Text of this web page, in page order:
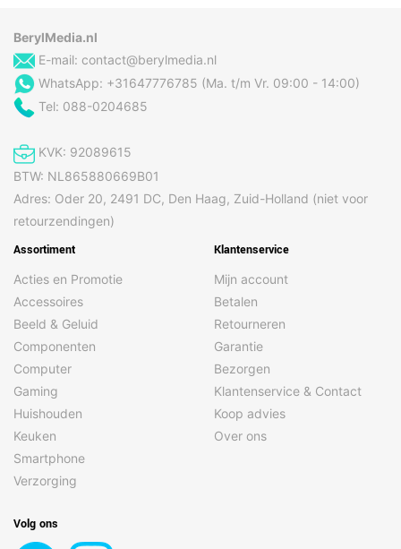
BerylMedia.nl
E-mail: contact@berylmedia.nl
WhatsApp: +31647776785 (Ma. t/m Vr. 09:00 - 14:00)
Tel: 088-0204685
KVK: 92089615
BTW: NL865880669B01
Adres: Oder 20, 2491 DC, Den Haag, Zuid-Holland (niet voor
retourzendingen)
Assortiment
Acties en Promotie
Accessoires
Beeld & Geluid
Componenten
Computer
Gaming
Huishouden
Keuken
Smartphone
Verzorging
Klantenservice
Mijn account
Betalen
Retourneren
Garantie
Bezorgen
Klantenservice & Contact
Koop advies
Over ons
Volg ons